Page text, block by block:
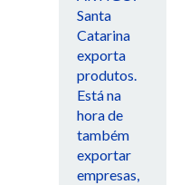
Santa
Catarina
exporta
produtos.
Está na
hora de
também
exportar
empresas,